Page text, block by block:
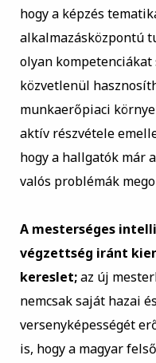
hogy a képzés
alkalmazásközpontú
olyan kompetenciákat
közvetlenül
munkaerőpiaci
aktív részvétele
hogy a hallgatók már
valós problémák
A mesterséges
végzettség iránt
kereslet;az új
nemcsak saját hazai
versenyképességét
is, hogy a magyar